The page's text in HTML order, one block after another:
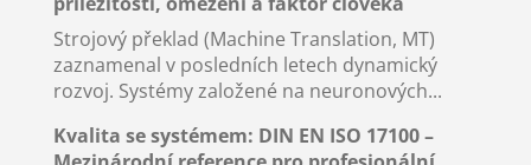
Strojový překlad (Machine Translation, MT)
zaznamenal v posledních letech dynamický
rozvoj. Systémy založené na neuronových...
Kvalita se systémem: DIN EN ISO 17100 –